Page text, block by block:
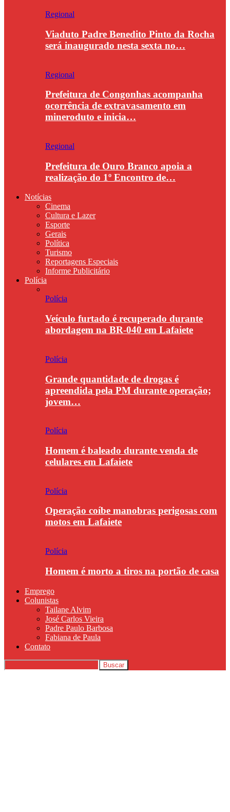
Regional
Viaduto Padre Benedito Pinto da Rocha
será inaugurado nesta sexta no…
Regional
Prefeitura de Congonhas acompanha
ocorrência de extravasamento em
mineroduto e inicia…
Regional
Prefeitura de Ouro Branco apoia a
realização do 1º Encontro de…
Notícias
Cinema
Cultura e Lazer
Esporte
Gerais
Política
Turismo
Reportagens Especiais
Informe Publicitário
Polícia
Polícia
Veículo furtado é recuperado durante
abordagem na BR-040 em Lafaiete
Polícia
Grande quantidade de drogas é
apreendida pela PM durante operação;
jovem…
Polícia
Homem é baleado durante venda de
celulares em Lafaiete
Polícia
Operação coíbe manobras perigosas com
motos em Lafaiete
Polícia
Homem é morto a tiros na portão de casa
Emprego
Colunistas
Tailane Alvim
José Carlos Vieira
Padre Paulo Barbosa
Fabiana de Paula
Contato